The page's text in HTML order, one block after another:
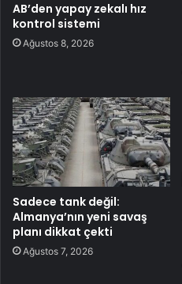
AB’den yapay zekalı hız
kontrol sistemi
Ağustos 8, 2026
Sadece tank değil:
Almanya’nın yeni savaş
planı dikkat çekti
Ağustos 7, 2026